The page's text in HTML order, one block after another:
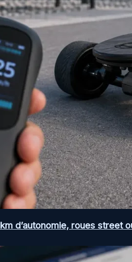
d’autonomie, roues street